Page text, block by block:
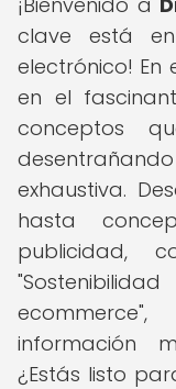
clave está
electrónico! En
en el
conceptos
exhaustiva.
hasta
publicidad,
información
¿Estás listo